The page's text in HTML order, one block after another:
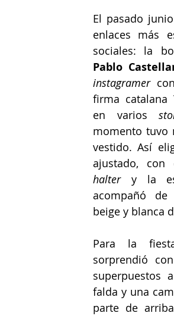
El pasado
enlaces más
Pablo
instagramer
firma catalana
en varios
momento tuvo
vestido. Así
halter y la
acompañó
beige y blanca
Para la
sorprendió
superpuestos
falda y una
parte de